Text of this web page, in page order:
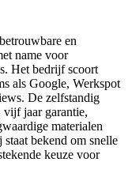
en
name voor
Het bedrijf scoort
als Google, Werkspot
De zelfstandig
vijf jaar garantie,
materialen
bekend om snelle
keuze voor